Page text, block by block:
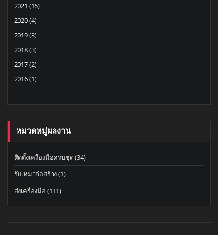
2021 (15)
2020(4)
2019(3)
2018(3)
2017(2)
2016(1)
หมวดหมู่ผลงาน
ติดตั้งเครื่องมือครบชุด(34)
รับเหมาก่อสร้าง(1)
ส่งเครื่องมือ (111)